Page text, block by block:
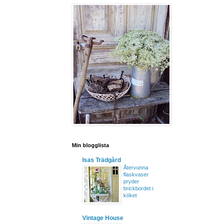
Min blogglista
Isas Trädgård
Återvunna
flaskvaser
pryder
brickbordet i
köket
Vintage House